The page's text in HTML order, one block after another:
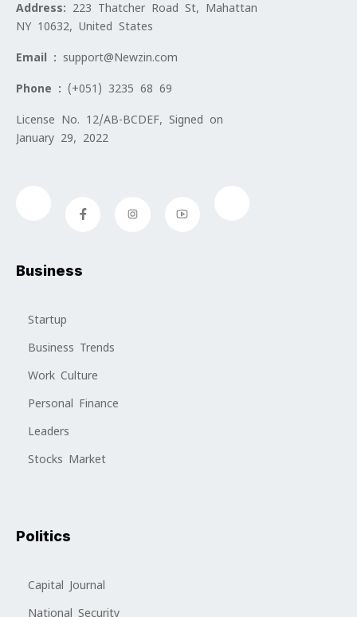
Address: 223 Thatcher Road St, Mahattan
NY 10632, United States
Email : support@Newzin.com
Phone : (+051) 3235 68 69
License No. 12/AB-BCDEF, Signed on
January 29, 2022
Business
Startup
Business Trends
Work Culture
Personal Finance
Leaders
Stocks Market
Politics
Capital Journal
National Security